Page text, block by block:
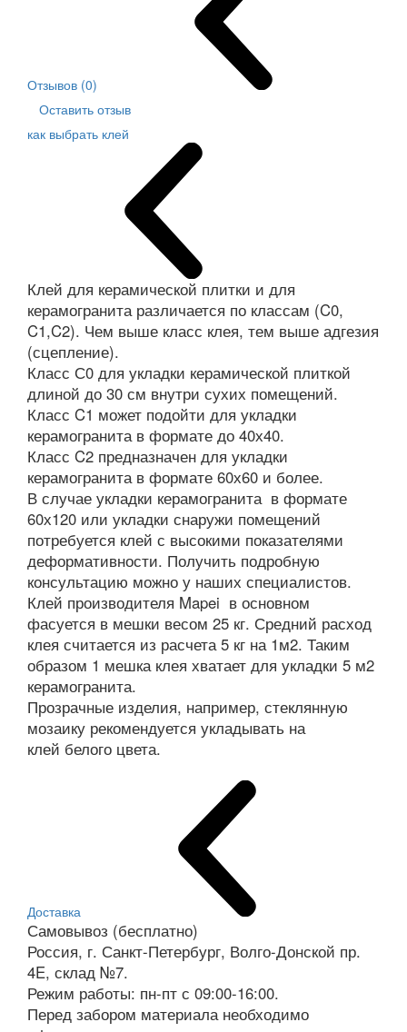
Отзывов (0)
Оставить отзыв
как выбрать клей
Клей для керамической плитки и для
керамогранита различается по классам (C0,
C1,C2). Чем выше класс клея, тем выше адгезия
(сцепление).
Класс С0 для укладки керамической плиткой
длиной до 30 см внутри сухих помещений.
Класс C1 может подойти для укладки
керамогранита в формате до 40х40.
Класс C2 предназначен для укладки
керамогранита в формате 60х60 и более.
В случае укладки керамогранита в формате
60х120 или укладки снаружи помещений
потребуется клей с высокими показателями
деформативности. Получить подробную
консультацию можно у наших специалистов.
Клей производителя Mapei в основном
фасуется в мешки весом 25 кг. Средний расход
клея считается из расчета 5 кг на 1м2. Таким
образом 1 мешка клея хватает для укладки 5 м2
керамогранита.
Прозрачные изделия, например, стеклянную
мозаику рекомендуется укладывать на
клей белого цвета.
Доставка
Самовывоз (бесплатно)
Россия, г. Санкт-Петербург, Волго-Донской пр.
4E, склад №7.
Режим работы: пн-пт с 09:00-16:00.
Перед забором материала необходимо